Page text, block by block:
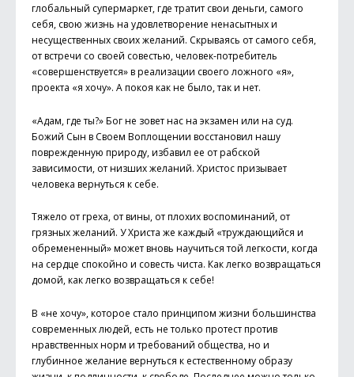
глобальный супермаркет, где тратит свои деньги, самого
себя, свою жизнь на удовлетворение ненасытных и
несущественных своих желаний. Скрываясь от самого себя,
от встречи со своей совестью, человек-потребитель
«совершенствуется» в реализации своего ложного «я»,
проекта «я хочу». А покоя как не было, так и нет.
«Адам, где ты?» Бог не зовет нас на экзамен или на суд.
Божий Сын в Своем Воплощении восстановил нашу
поврежденную природу, избавил ее от рабской
зависимости, от низших желаний. Христос призывает
человека вернуться к себе.
Тяжело от греха, от вины, от плохих воспоминаний, от
грязных желаний. У Христа же каждый «труждающийся и
обремененный» может вновь научиться той легкости, когда
на сердце спокойно и совесть чиста. Как легко возвращаться
домой, как легко возвращаться к себе!
В «не хочу», которое стало принципом жизни большинства
современных людей, есть не только протест против
нравственных норм и требований общества, но и
глубинное желание вернуться к естественному образу